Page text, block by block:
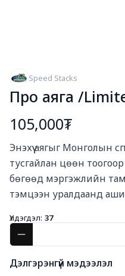
Speed Stacks
Про аяга /
105,000₮
Энэхүү аягыг Монголын
тусгайлан цөөн тоогоор
бөгөөд мэргэжлийн
тэмцээн уралдаанд
Үлдэгдэл: 37
Дэлгэрэнгүй мэдээлэл